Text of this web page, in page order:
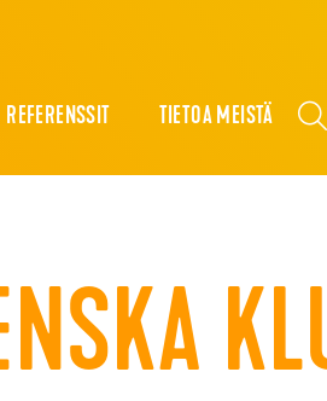
REFERENSSIT TIETOA MEISTÄ